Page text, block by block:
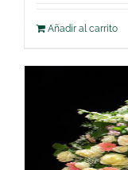
Añadir al carrito